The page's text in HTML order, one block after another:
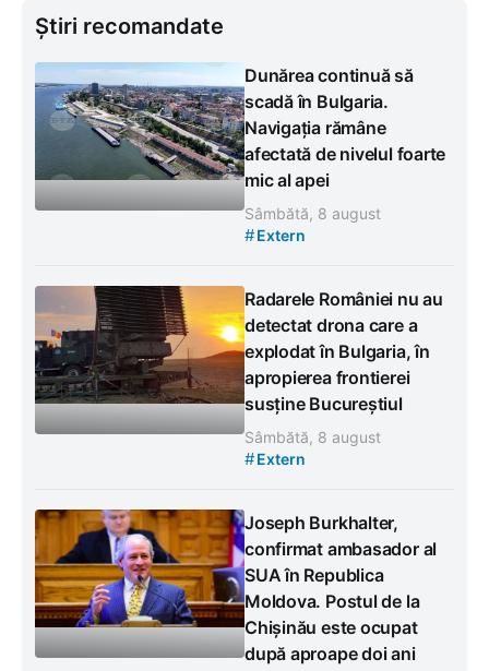
Știri recomandate
Dunărea continuă să
scadă în Bulgaria.
Navigația rămâne
afectată de nivelul foarte
mic al apei
Sâmbătă, 8 august
#Extern
Radarele României nu au
detectat drona care a
explodat în Bulgaria, în
apropierea frontierei
susține Bucureștiul
Sâmbătă, 8 august
#Extern
Joseph Burkhalter,
confirmat ambasador al
SUA în Republica
Moldova. Postul de la
Chișinău este ocupat
după aproape doi ani